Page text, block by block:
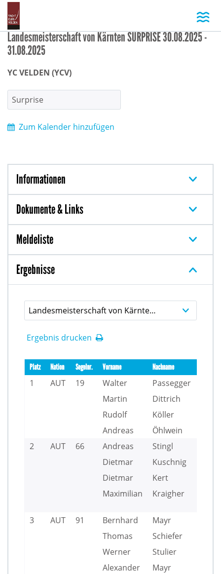
Landesmeisterschaft von Kärnten SURPRISE 30.08.2025 -
31.08.2025
YC VELDEN (YCV)
Surprise
Zum Kalender hinzufügen
Informationen
Dokumente & Links
Meldeliste
Ergebnisse
Landesmeisterschaft von Kärnten SURPRISE
Ergebnis drucken
Platz Nation Segelnr. Vorname Nachname
1 AUT 19 Walter Passegger
Martin
Dittrich
Rudolf
Köller
Andreas
Öhlwein
2
AUT 66 Andreas Stingl
Dietmar
Kuschnig
Dietmar
Kert
Maximilian
Kraigher
3
AUT 91 Bernhard Mayr
Thomas
Schiefer
Werner
Stulier
Alexander
Mayr